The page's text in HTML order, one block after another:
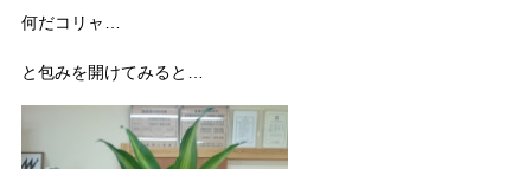
何だコリャ…
と包みを開けてみると…